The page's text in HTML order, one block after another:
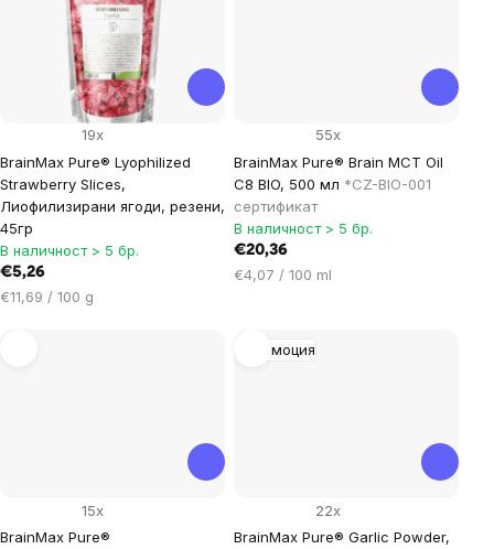
BrainMax Pure® Lyophilized
Strawberry Slices,
Лиофилизирани ягоди, резени,
45гр
19x
В наличност > 5 бр.
€5,26
Цена
€11,69 / 100 g
BrainMax Pure® Brain MCT Oil
C8 BIO, 500 мл *CZ-BIO-001
сертификат
55x
В наличност > 5 бр.
€20,36
Цена
€4,07 / 100 ml
BrainMax Pure®
15x
Промоция
BrainMax Pure® Garlic Powder,
22x